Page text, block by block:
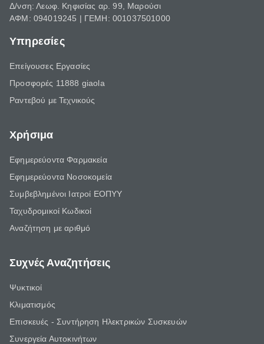
Δ/νση: Λεωφ. Κηφισίας αρ. 99, Μαρούσι
ΑΦΜ: 094019245 | ΓΕΜΗ: 001037501000
Υπηρεσίες
Επείγουσες Εργασίες
Προσφορές 11888 giaola
Ραντεβού με Τεχνικούς
Χρήσιμα
Εφημερεύοντα Φαρμακεία
Εφημερεύοντα Νοσοκομεία
Συμβεβλημένοι Ιατροί ΕΟΠΥΥ
Ταχυδρομικοί Κωδικοί
Αναζήτηση με αριθμό
Συχνές Αναζητήσεις
Ψυκτικοί
Κλιματισμός
Επισκευές - Συντήρηση Ηλεκτρικών Συσκευών
Συνεργεία Αυτοκινήτων